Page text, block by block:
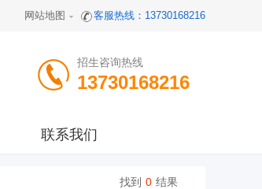
网站地图 客服热线：13730168216
招生咨询热线
13730168216
联系我们
找到 0 结果